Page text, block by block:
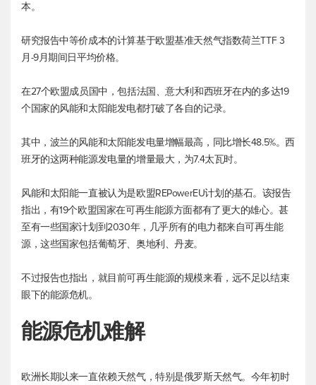
本。
研究报告中等价成本的计算基于欧盟基准天然气指数荷兰TTF 3
月-9月期间日平均价格。
在27个欧盟成员国中，包括法国、意大利和西班牙在内的多达19
个国家的风能和太阳能发电都打破了各自的记录。
其中，波兰的风能和太阳能发电量增幅最高，同比增长48.5%。西
班牙的这两种能源发电量的增量最大，为7.4太瓦时。
风能和太阳能一直被认为是欧盟REPowerEU计划的基石。该报告
指出，有19个欧盟国家在可再生能源方面都有了更大的雄心。甚
至有一些国家计划到2030年，几乎所有的电力都来自可再生能
源，这些国家包括葡萄牙、奥地利、丹麦。
不过报告也指出，就目前可再生能源的规模来看，远不足以结束
眼下的能源危机。
能源危机难解
欧洲长期以来一直依赖天然气，特别是俄罗斯天然气。今年初时